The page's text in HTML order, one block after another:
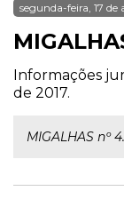
segunda-feira, 17 de
Informações
de 2017.
MIGALHAS nº